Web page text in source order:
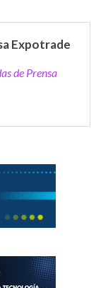
Expotrade
de Prensa